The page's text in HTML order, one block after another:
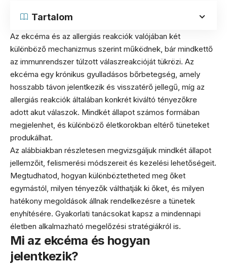
Tartalom
Az ekcéma és az allergiás reakciók valójában két
különböző mechanizmus szerint működnek, bár mindkettő
az immunrendszer túlzott válaszreakcióját tükrözi. Az
ekcéma egy krónikus gyulladásos bőrbetegség, amely
hosszabb távon jelentkezik és visszatérő jellegű, míg az
allergiás reakciók általában konkrét kiváltó tényezőkre
adott akut válaszok. Mindkét állapot számos formában
megjelenhet, és különböző életkorokban eltérő tüneteket
produkálhat.
Az alábbiakban részletesen megvizsgáljuk mindkét állapot
jellemzőit, felismerési módszereit és kezelési lehetőségeit.
Megtudhatod, hogyan különböztetheted meg őket
egymástól, milyen tényezők válthatják ki őket, és milyen
hatékony megoldások állnak rendelkezésre a tünetek
enyhítésére. Gyakorlati tanácsokat kapsz a mindennapi
életben alkalmazható megelőzési stratégiákról is.
Mi az ekcéma és hogyan
jelentkezik?